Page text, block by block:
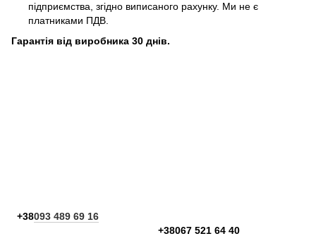
підприємства, згідно виписаного рахунку. Ми не є
платниками ПДВ.
Гарантія від виробника 30 днів.
+38093 489 69 16
+38067 521 64 40